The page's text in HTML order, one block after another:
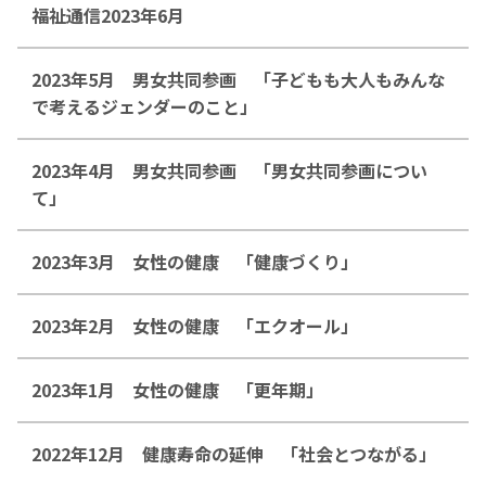
福祉通信2023年6月
2023年5月 男女共同参画 「子どもも大人もみんな
で考えるジェンダーのこと」
2023年4月 男女共同参画 「男女共同参画につい
て」
2023年3月 女性の健康 「健康づくり」
2023年2月 女性の健康 「エクオール」
2023年1月 女性の健康 「更年期」
2022年12月 健康寿命の延伸 「社会とつながる」